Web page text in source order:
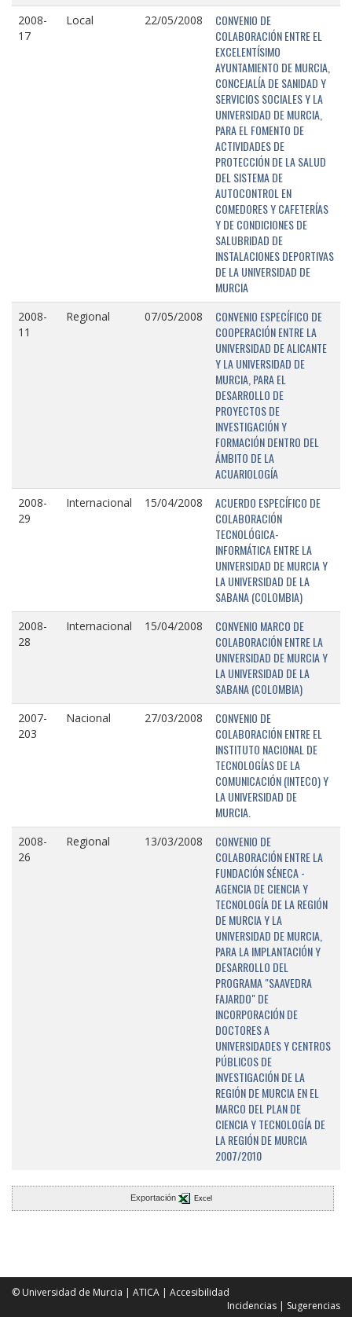
2008-
17
Local 22/05/2008
CONVENIO DE
COLABORACIÓN ENTRE EL
EXCELENTÍSIMO
AYUNTAMIENTO DE MURCIA,
CONCEJALÍA DE SANIDAD Y
SERVICIOS SOCIALES Y LA
UNIVERSIDAD DE MURCIA,
PARA EL FOMENTO DE
ACTIVIDADES DE
PROTECCIÓN DE LA SALUD
DEL SISTEMA DE
AUTOCONTROL EN
COMEDORES Y CAFETERÍAS
Y DE CONDICIONES DE
SALUBRIDAD DE
INSTALACIONES DEPORTIVAS
DE LA UNIVERSIDAD DE
MURCIA
2008-
11
Regional 07/05/2008
CONVENIO ESPECÍFICO DE
COOPERACIÓN ENTRE LA
UNIVERSIDAD DE ALICANTE
Y LA UNIVERSIDAD DE
MURCIA, PARA EL
DESARROLLO DE
PROYECTOS DE
INVESTIGACIÓN Y
FORMACIÓN DENTRO DEL
ÁMBITO DE LA
ACUARIOLOGÍA
2008-
29
Internacional 15/04/2008
ACUERDO ESPECÍFICO DE
COLABORACIÓN
TECNOLÓGICA-
INFORMÁTICA ENTRE LA
UNIVERSIDAD DE MURCIA Y
LA UNIVERSIDAD DE LA
SABANA (COLOMBIA)
2008-
28
Internacional 15/04/2008
CONVENIO MARCO DE
COLABORACIÓN ENTRE LA
UNIVERSIDAD DE MURCIA Y
LA UNIVERSIDAD DE LA
SABANA (COLOMBIA)
2007-
203
Nacional 27/03/2008
CONVENIO DE
COLABORACIÓN ENTRE EL
INSTITUTO NACIONAL DE
TECNOLOGÍAS DE LA
COMUNICACIÓN (INTECO) Y
LA UNIVERSIDAD DE
MURCIA.
2008-
26
Regional 13/03/2008
CONVENIO DE
COLABORACIÓN ENTRE LA
FUNDACIÓN SÉNECA -
AGENCIA DE CIENCIA Y
TECNOLOGÍA DE LA REGIÓN
DE MURCIA Y LA
UNIVERSIDAD DE MURCIA,
PARA LA IMPLANTACIÓN Y
DESARROLLO DEL
PROGRAMA "SAAVEDRA
FAJARDO" DE
INCORPORACIÓN DE
DOCTORES A
UNIVERSIDADES Y CENTROS
PÚBLICOS DE
INVESTIGACIÓN DE LA
REGIÓN DE MURCIA EN EL
MARCO DEL PLAN DE
CIENCIA Y TECNOLOGÍA DE
LA REGIÓN DE MURCIA
2007/2010
Exportación Excel
© Universidad de Murcia | ATICA | Accesibilidad
Incidencias | Sugerencias